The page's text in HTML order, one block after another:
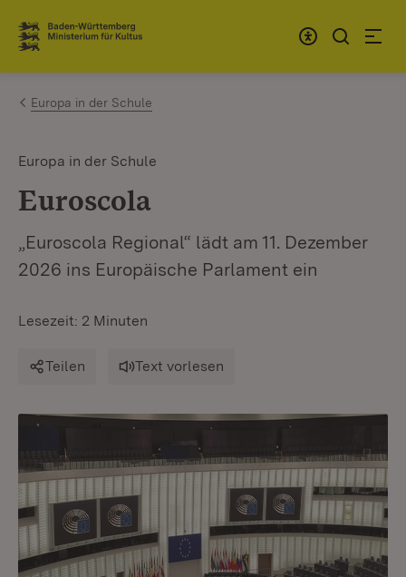
Zum Inhalt springen
Link zur Startseite
Europa in der Schule
Europa in der Schule
Euroscola
„Euroscola Regional“ lädt am 11. Dezember
2026 ins Europäische Parlament ein
Lesezeit: 2 Minuten
Teilen Text vorlesen